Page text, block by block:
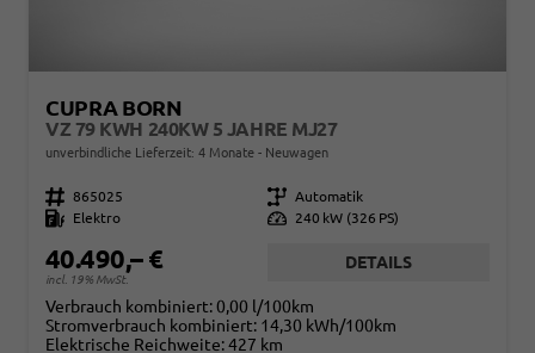
CUPRA BORN
VZ 79 KWH 240KW 5 JAHRE MJ27
unverbindliche Lieferzeit: 4 Monate Neuwagen
Fahrzeugnr. 865025 Getriebe Automatik
Kraftstoff
Elektro Leistung 240 kW (326 PS)
40.490,– €
incl. 19% MwSt.
DETAILS
Verbrauch kombiniert:0,00 l/100km
Stromverbrauch kombiniert: 14,30 kWh/100km
Elektrische Reichweite:427 km